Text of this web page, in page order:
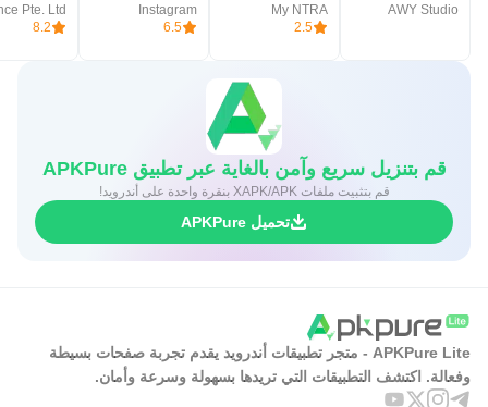
AWY Studio
My NTRA
2.5
Instagram
6.5
8.2
قم بتنزيل سريع وآمن بالغاية عبر تطبيق APKPure
قم بتثبيت ملفات XAPK/APK بنقرة واحدة على أندرويد!
تحميل APKPure
APKPure Lite - متجر تطبيقات أندرويد يقدم تجربة صفحات بسيطة
وفعالة. اكتشف التطبيقات التي تريدها بسهولة وسرعة وأمان.